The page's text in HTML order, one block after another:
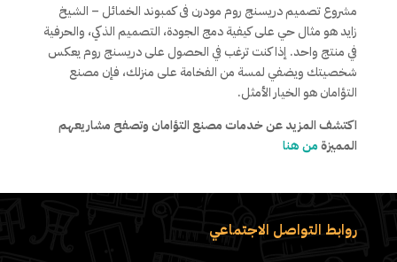
مشروع تصميم دريسنج روم مودرن فى كمبوند الخمائل – الشيخ
زايد هو مثال حي على كيفية دمج الجودة، التصميم الذكي، والحرفية
في منتج واحد. إذا كنت ترغب في الحصول على دريسنج روم يعكس
شخصيتك ويضفي لمسة من الفخامة على منزلك، فإن مصنع
التؤامان هو الخيار الأمثل.
اكتشف المزيد عن خدمات مصنع التؤامان وتصفح مشاريعهم
المميزةمن هنا
روابط التواصل الاجتماعي